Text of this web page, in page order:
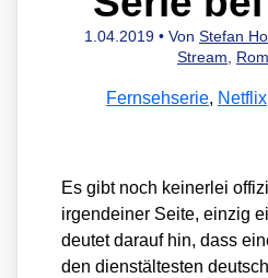
1.04.2019 • Von Stefan
Stream,
Fernsehserie, Netflix
Es gibt noch kei­ner­lei
irgend­ei­ner Sei­te, ein­zig
deu­tet dar­auf hin, dass
den dienst­äl­tes­ten